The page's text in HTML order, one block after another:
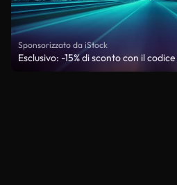
Sponsorizzato da iStock
Esclusivo: -15% di sconto con il codice